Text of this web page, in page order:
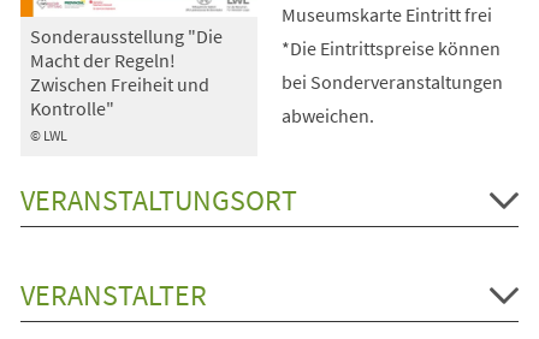
© LWL
Sonderausstellung "Die
Macht der Regeln!
Zwischen Freiheit und
Kontrolle"
Museumskarte Eintritt frei
*Die Eintrittspreise können
bei Sonderveranstaltungen
abweichen.
VERANSTALTUNGSORT
VERANSTALTER